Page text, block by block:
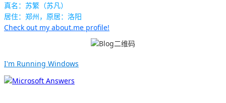
真名：苏繁（苏凡）
居住：郑州，原居：洛阳
Check out my about.me profile!
I'm Running Windows